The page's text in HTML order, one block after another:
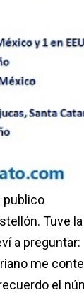
publico
Tuve
a
me
el